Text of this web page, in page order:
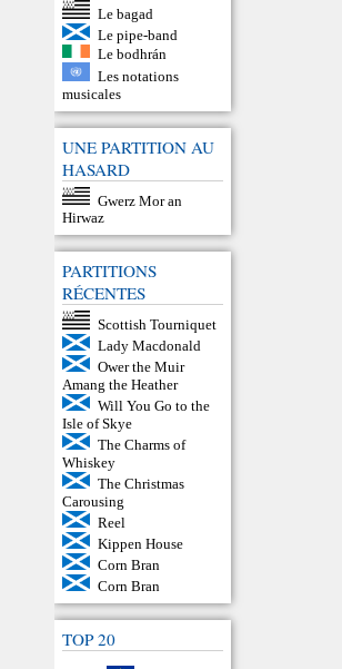
Le bagad
Le pipe-band
Le bodhrán
Les notations
musicales
UNE PARTITION AU
HASARD
Gwerz Mor an
Hirwaz
PARTITIONS
RÉCENTES
Scottish Tourniquet
Lady Macdonald
Ower the Muir
Amang the Heather
Will You Go to the
Isle of Skye
The Charms of
Whiskey
The Christmas
Carousing
Reel
Kippen House
Corn Bran
Corn Bran
TOP 20